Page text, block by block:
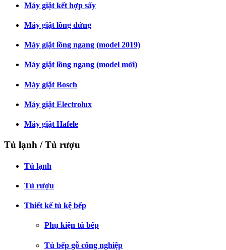
Máy giặt kết hợp sấy
Máy giặt lồng đứng
Máy giặt lồng ngang (model 2019)
Máy giặt lồng ngang (model mới)
Máy giặt Bosch
Máy giặt Electrolux
Máy giặt Hafele
Tủ lạnh / Tủ rượu
Tủ lạnh
Tủ rượu
Thiết kế tủ kệ bếp
Phụ kiện tủ bếp
Tủ bếp gỗ công nghiệp